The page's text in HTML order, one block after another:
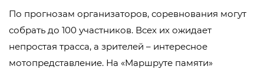
По прогнозам организаторов, соревнования могут
собрать до 100 участников. Всех их ожидает
непростая трасса, а зрителей – интересное
мотопредставление. На «Маршруте памяти»